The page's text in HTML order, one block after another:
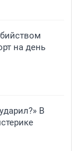
на день
В